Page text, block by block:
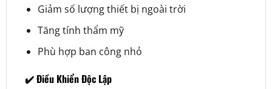
Giảm số lượng thiết bị ngoài trời
Tăng tính thẩm mỹ
Phù hợp ban công nhỏ
✔️ Điều Khiển Độc Lập